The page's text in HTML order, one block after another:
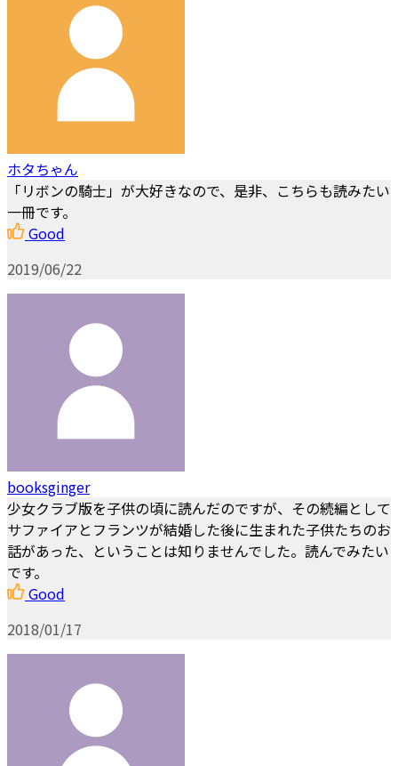
ホタちゃん
「リボンの騎士」が大好きなので、是非、こちらも読みたい
一冊です。
Good
2019/06/22
booksginger
少女クラブ版を子供の頃に読んだのですが、その続編として
サファイアとフランツが結婚した後に生まれた子供たちのお
話があった、ということは知りませんでした。読んでみたい
です。
Good
2018/01/17